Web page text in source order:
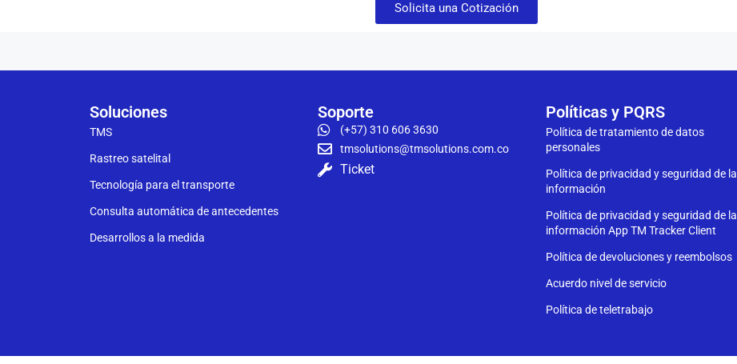
Solicita una Cotización
Soluciones
TMS
Rastreo satelital
Tecnología para el transporte
Consulta automática de antecedentes
Desarrollos a la medida
Soporte
(+57) 310 606 3630
tmsolutions@tmsolutions.com.co
Ticket
Políticas y PQRS
Política de tratamiento de datos
personales
Política de privacidad y seguridad de la
información
Política de privacidad y seguridad de la
información App TM Tracker Client
Política de devoluciones y reembolsos
Acuerdo nivel de servicio
Política de teletrabajo